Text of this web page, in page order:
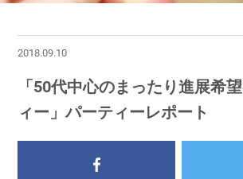
2018.09.10
「50代中心のまったり進展希
ィー」パーティーレポート